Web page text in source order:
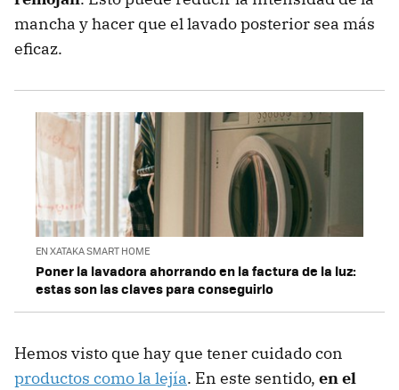
mancha y hacer que el lavado posterior sea más
eficaz.
EN XATAKA SMART HOME
Poner la lavadora ahorrando en la factura de la luz:
estas son las claves para conseguirlo
Hemos visto que hay que tener cuidado con
productos como la lejía. En este sentido, en el